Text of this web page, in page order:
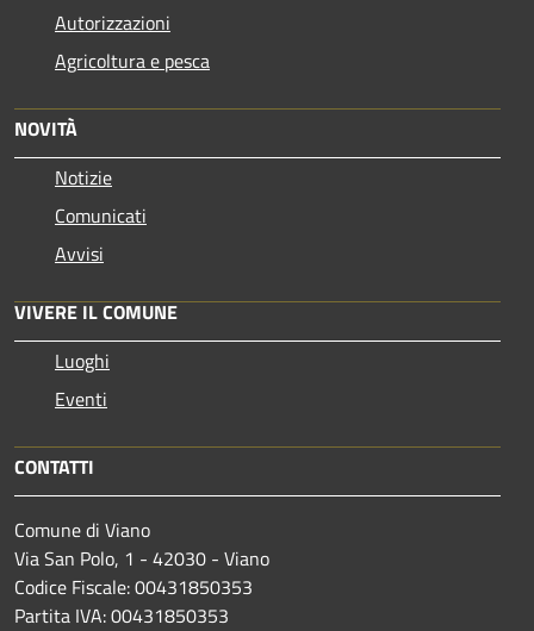
Autorizzazioni
Agricoltura e pesca
NOVITÀ
Notizie
Comunicati
Avvisi
VIVERE IL COMUNE
Luoghi
Eventi
CONTATTI
Comune di Viano
Via San Polo, 1 - 42030 - Viano
Codice Fiscale: 00431850353
Partita IVA: 00431850353